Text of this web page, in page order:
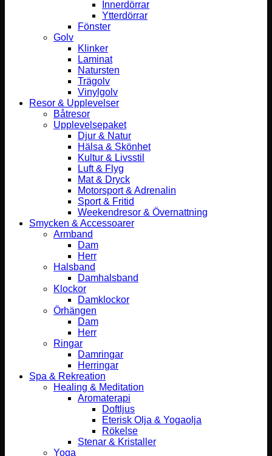
Innerdörrar
Ytterdörrar
Fönster
Golv
Klinker
Laminat
Natursten
Trägolv
Vinylgolv
Resor & Upplevelser
Båtresor
Upplevelsepaket
Djur & Natur
Hälsa & Skönhet
Kultur & Livsstil
Luft & Flyg
Mat & Dryck
Motorsport & Adrenalin
Sport & Fritid
Weekendresor & Övernattning
Smycken & Accessoarer
Armband
Dam
Herr
Halsband
Damhalsband
Klockor
Damklockor
Örhängen
Dam
Herr
Ringar
Damringar
Herringar
Spa & Rekreation
Healing & Meditation
Aromaterapi
Doftljus
Eterisk Olja & Yogaolja
Rökelse
Stenar & Kristaller
Yoga